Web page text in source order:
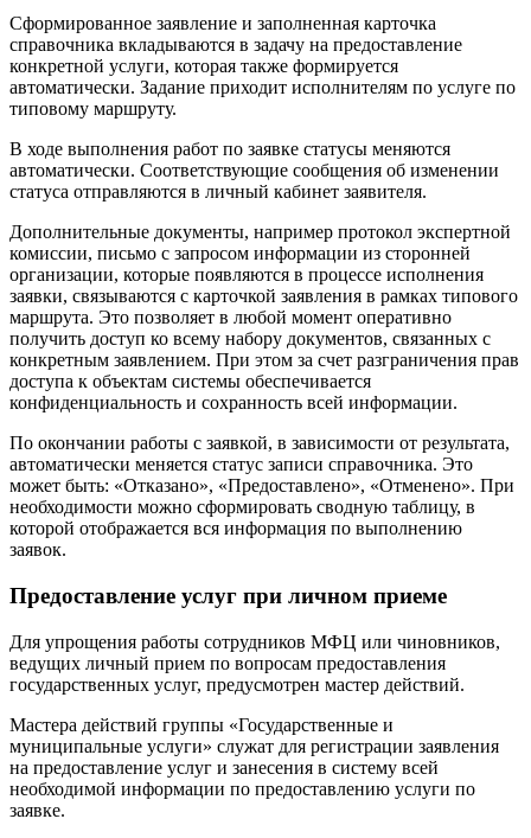
Сформированное заявление и заполненная карточка
справочника вкладываются в задачу на предоставление
конкретной услуги, которая также формируется
автоматически. Задание приходит исполнителям по услуге по
типовому маршруту.
В ходе выполнения работ по заявке статусы меняются
автоматически. Соответствующие сообщения об изменении
статуса отправляются в личный кабинет заявителя.
Дополнительные документы, например протокол экспертной
комиссии, письмо с запросом информации из сторонней
организации, которые появляются в процессе исполнения
заявки, связываются с карточкой заявления в рамках типового
маршрута. Это позволяет в любой момент оперативно
получить доступ ко всему набору документов, связанных с
конкретным заявлением. При этом за счет разграничения прав
доступа к объектам системы обеспечивается
конфиденциальность и сохранность всей информации.
По окончании работы с заявкой, в зависимости от результата,
автоматически меняется статус записи справочника. Это
может быть: «Отказано», «Предоставлено», «Отменено». При
необходимости можно сформировать сводную таблицу, в
которой отображается вся информация по выполнению
заявок.
Предоставление услуг при личном приеме
Для упрощения работы сотрудников МФЦ или чиновников,
ведущих личный прием по вопросам предоставления
государственных услуг, предусмотрен мастер действий.
Мастера действий группы «Государственные и
муниципальные услуги» служат для регистрации заявления
на предоставление услуг и занесения в систему всей
необходимой информации по предоставлению услуги по
заявке.